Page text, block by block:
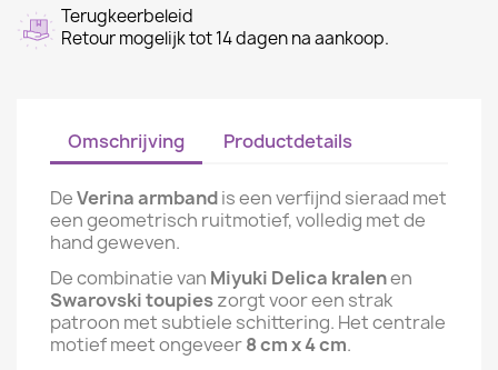
Terugkeerbeleid
Retour mogelijk tot 14 dagen na aankoop.
Omschrijving Productdetails
DeVerina armbandis een verfijnd sieraad met
een geometrisch ruitmotief, volledig met de
hand geweven.
De combinatie van Miyuki Delica kralenen
Swarovski toupieszorgt voor een strak
patroon met subtiele schittering. Het centrale
motief meet ongeveer8 cm x 4 cm.